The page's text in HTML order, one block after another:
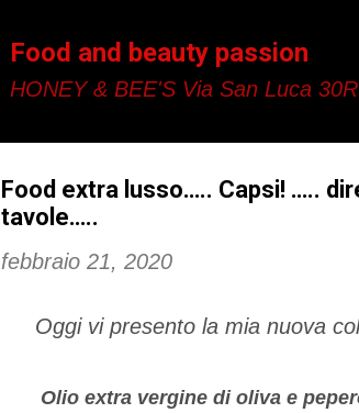
Food and beauty passion
HONEY & BEE'S Via San Luca
Food extra lusso….. Capsi! …..
tavole…..
febbraio 21, 2020
Oggi vi presento la mia nuova
Olio extra vergine di oliva e